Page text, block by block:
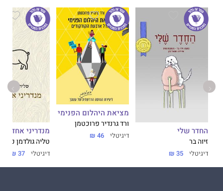
החדר שלי
זיוה בר
דיגיטלי 35 ₪
מציאת היהלום הפנימי
ורד גרנדיר פרוכטמן
דיגיטלי 46 ₪ מנדריני אחד
טליה גולדמן כלב
דיגיטלי 37 ₪